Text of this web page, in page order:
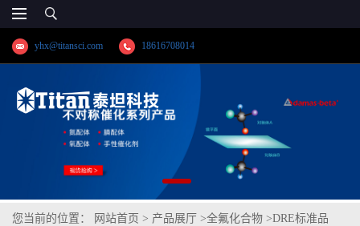
yhx@titansci.com 18616708014
您当前的位置： 网站首页 > 产品展厅 >全氟化合物 >DRE标准品